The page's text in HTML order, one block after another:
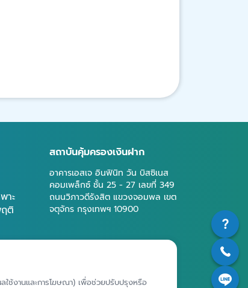
าะ
ติ
สถาบันคุ้มครองเงินฝาก
อาคารเอสเจ อินฟินิท วัน บิสซิเนส
คอมเพล็กซ์ ชั้น 25 - 27 เลขที่ 349
ถนนวิภาวดีรังสิต แขวงจอมพล เขต
จตุจักร กรุงเทพฯ 10900
สถาบันคุ้มครองเงินฝาก
ใช้งานและการโฆษณา) เพื่อช่วยปรับปรุงหรือ